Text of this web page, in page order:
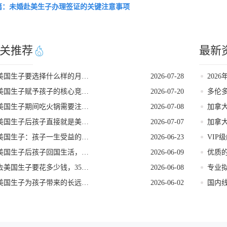
：未婚赴美生子办理签证的关键注意事项
推荐
美国生子要选择什么样的月子中心
2026-07-28
美国生子赋予孩子的核心竞争优势
2026-07-20
美国生子期间吃火锅需要注意的事项
2026-07-08
美国生子后孩子直接就是美籍吗
2026-07-07
美国生子：孩子一生受益的五大核心优势
2026-06-23
美国生子后孩子回国生活，美籍会不会受影响
2026-06-09
去美国生子要花多少钱，35万够不够用
2026-06-08
美国生子为孩子带来的长远好处
2026-06-02
最新
多伦
加拿
VIP
优质